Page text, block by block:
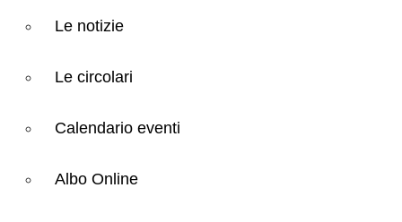
Le notizie
Le circolari
Calendario eventi
Albo Online